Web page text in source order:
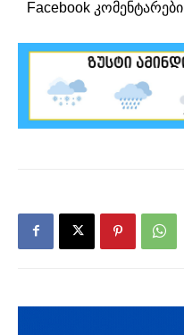
Facebook კომენტარები